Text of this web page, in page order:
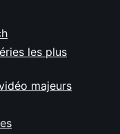
les plus
majeurs